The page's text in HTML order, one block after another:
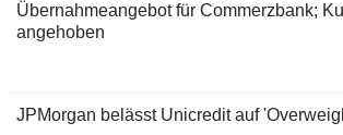
Übernahmeangebot für Commerzbank;
angehoben
JPMorgan belässt Unicredit auf